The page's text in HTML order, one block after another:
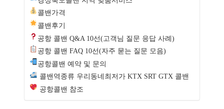
콜밴가격
콜밴후기
공항 콜밴 Q&A 10선(고객님 질문 응답 사례)
공항 콜밴 FAQ 10선(자주 묻는 질문 모음)
공항콜밴 예약 및 문의
콜밴역종류 우리동네최저가 KTX SRT GTX 콜밴
공항콜밴 참조